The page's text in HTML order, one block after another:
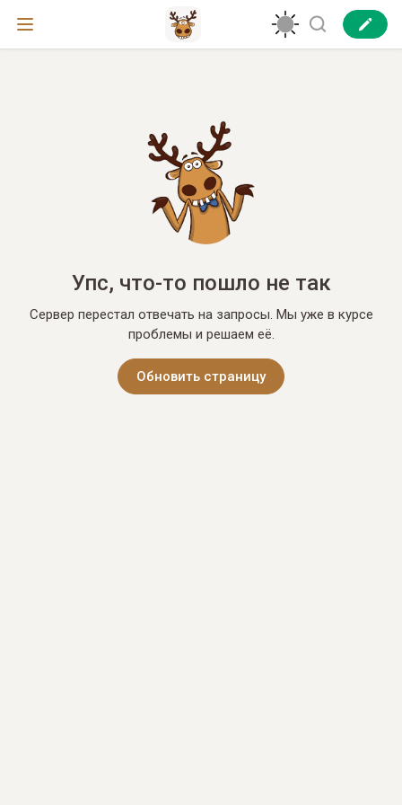
Упс, что-то пошло не так
Сервер перестал отвечать на запросы. Мы уже в курсе
проблемы и решаем её.
Обновить страницу